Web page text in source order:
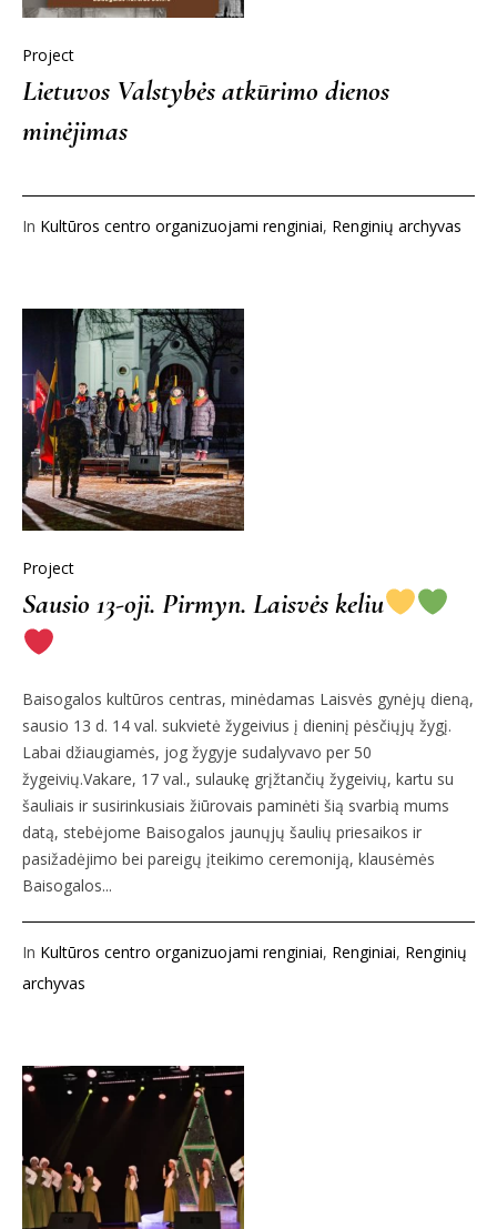
Project
Lietuvos Valstybės atkūrimo dienos
minėjimas
In Kultūros centro organizuojami renginiai, Renginių archyvas
Project
Sausio 13-oji. Pirmyn. Laisvės keliu
Baisogalos kultūros centras, minėdamas Laisvės gynėjų dieną,
sausio 13 d. 14 val. sukvietė žygeivius į dieninį pėsčiųjų žygį.
Labai džiaugiamės, jog žygyje sudalyvavo per 50
žygeivių.Vakare, 17 val., sulaukę grįžtančių žygeivių, kartu su
šauliais ir susirinkusiais žiūrovais paminėti šią svarbią mums
datą, stebėjome Baisogalos jaunųjų šaulių priesaikos ir
pasižadėjimo bei pareigų įteikimo ceremoniją, klausėmės
Baisogalos...
In Kultūros centro organizuojami renginiai, Renginiai, Renginių
archyvas